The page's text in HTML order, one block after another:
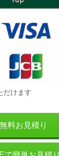
だけます
無料お見積り